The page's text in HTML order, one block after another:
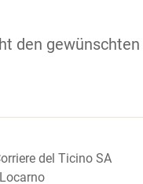
den gewünschten
del Ticino SA